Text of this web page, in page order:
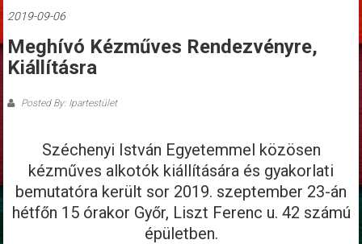
2019-09-06
Meghívó Kézműves Rendezvényre,
Kiállításra
Posted By: Ipartestület
Széchenyi István Egyetemmel közösen
kézműves alkotók kiállítására és gyakorlati
bemutatóra került sor 2019. szeptember 23-án
hétfőn 15 órakor Győr, Liszt Ferenc u. 42 számú
épületben.